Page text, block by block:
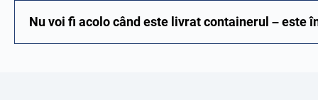
Nu voi fi acolo când este livrat containerul – este